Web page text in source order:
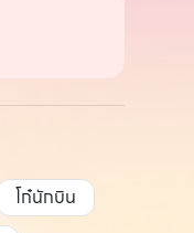
โก๋นักบิน